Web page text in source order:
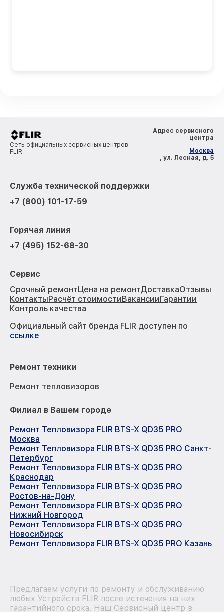
Сеть официальных сервисных центров
FLIR
Адрес сервисного
центра
Москва
, ул. Лесная, д. 5
Служба технической поддержки
+7 (800) 101-17-59
Горячая линия
+7 (495) 152-68-30
Сервис
Срочный ремонтЦена на ремонтДоставкаОтзывы
КонтактыРасчёт стоимостиВакансииГарантии
Контроль качества
Официальный сайт бренда FLIR доступен по
ссылке
Ремонт техники
Ремонт тепловизоров
Филиал в Вашем городе
Ремонт Тепловизора FLIR BTS-X QD35 PRO
Москва
Ремонт Тепловизора FLIR BTS-X QD35 PRO Санкт-
Петербург
Ремонт Тепловизора FLIR BTS-X QD35 PRO
Краснодар
Ремонт Тепловизора FLIR BTS-X QD35 PRO
Ростов-на-Дону
Ремонт Тепловизора FLIR BTS-X QD35 PRO
Нижний Новгород
Ремонт Тепловизора FLIR BTS-X QD35 PRO
Новосибирск
Ремонт Тепловизора FLIR BTS-X QD35 PRO Казань
Предлагаем услуги по ремонту и обслуживанию
любых Устройств FLIR после истечения на них
гарантийного срока. Наш Сервисный центр в